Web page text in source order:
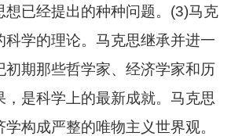
已经提出的种种问题。 (3)马克
科学的理论。马克思继承并进一
初期那些哲学家、经济学家和历
，是科学上的最新成就。马克思
构成严整的唯物主义世界观。